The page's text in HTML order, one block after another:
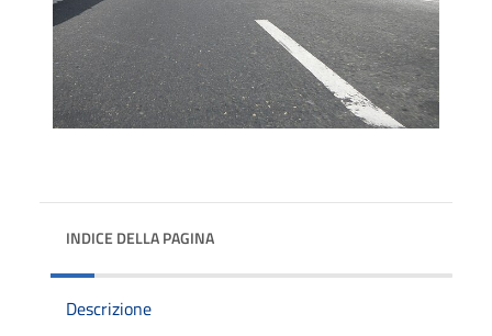
INDICE DELLA PAGINA
Descrizione